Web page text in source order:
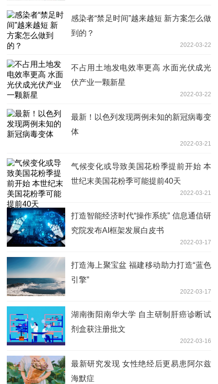
感染者“禁足时间”越来越短 新方案怎么做
到的？
2022-03-22
不占用土地发电效率更高 水面光伏成光
伏产业一颗新星
2022-03-22
最新！以色列发现两例未知的新冠病毒变
体
2022-03-21
气候变化或导致美国花粉季提前开始 本
世纪末美国花粉季可能提前40天
2022-03-21
打造智能经济时代“操作系统” 信息通信研
究院发布AI框架发展白皮书
2022-03-17
打造海上聚宝盆 福建移动助力打造“蓝色
引擎”
2022-03-17
湖南衡阳南华大学 自主研制肝癌诊断试
剂盒获注册批文
2022-03-16
最新研究发现 女性绝经后更易患阿尔兹
海默症